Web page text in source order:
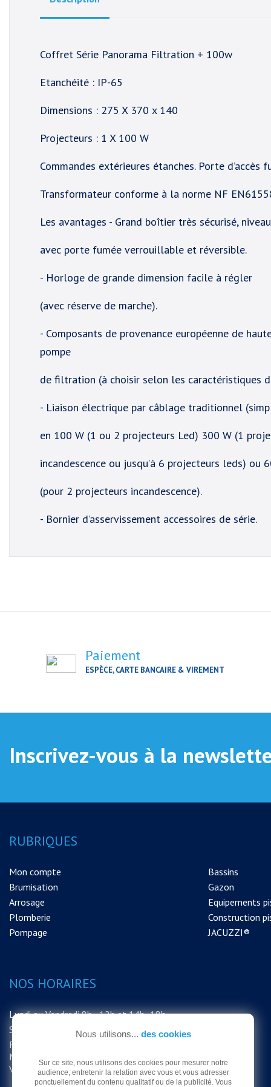
Coffret Série Panorama Filtration + 100w
Etanchéité : IP-65
Dimensions : 275 X 370 x 140
Projecteurs : 1 X 100 W
Commandes extérieures étanches. Porte
Transformateur conforme à la norme NF
Les avantages - Grand boîtier très sécurisé,
avec porte fumée verrouillable et réversible.
- Horloge de grande dimension facile à régler
(avec réserve de marche).
- Composants de provenance européenne de
pompe
de filtration (à choisir selon les caractéristiques
- Liaison électrique par câblage traditionnel
en 100 W (1 ou 2 projecteurs Led) 300 W (1
incandescence ou jusqu’à 6 projecteurs leds) ou
(pour 2 projecteurs incandescence).
- Bornier d’asservissement accessoires de série.
Paiement
ESPÈCE, CARTE BANCAIRE & VIREMENT
Inscrivez-vous à la
RUBRIQUES
Mon compte
Brumisation
Arrosage
Plomberie
Pompage
Bassins
Gazon
Equipements
Construction
JACUZZI®
NOS HORAIRES
Lundi au Vendredi 8h - 12h et 14h -18h
Samedi 8h - 12h
FERMETURE EXCEPTIONNELLE DU
MAGASIN LE SAMEDI 15 AOUT MERCI DE
VOTRE COMPRÉHENSION
Nous utilisons... des cookies
Sur ce site, nous utilisons des cookies pour mesurer notre
audience, entretenir la relation avec vous et vous adresser
ponctuellement du contenu qualitatif ou de la publicité. Vous